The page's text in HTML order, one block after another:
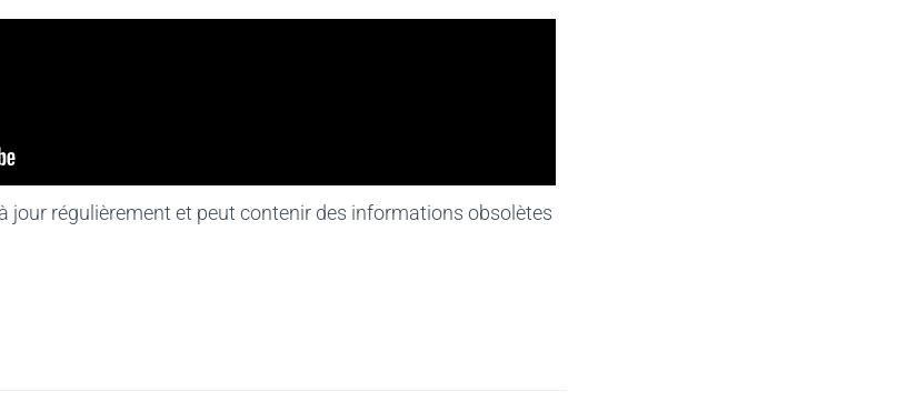
jour régulièrement et peut contenir des informations obsolètes